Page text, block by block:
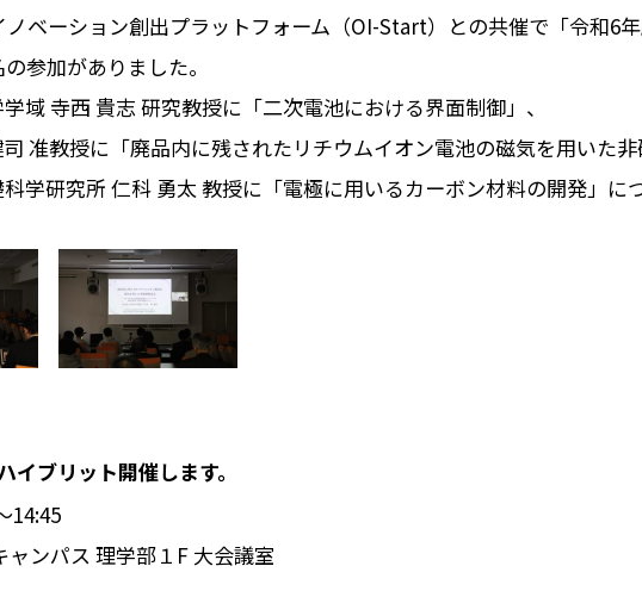
ベーション創出プラットフォーム（OI-Start）との共催で「令和6
参加がありました。
域 寺西 貴志 研究教授に「二次電池における界面制御」、
准教授に「廃品内に残されたリチウムイオン電池の磁気を用いた非
学研究所 仁科 勇太 教授に「電極に用いるカーボン材料の開発」に
ブリット開催します。
14:45
ャンパス 理学部１F 大会議室